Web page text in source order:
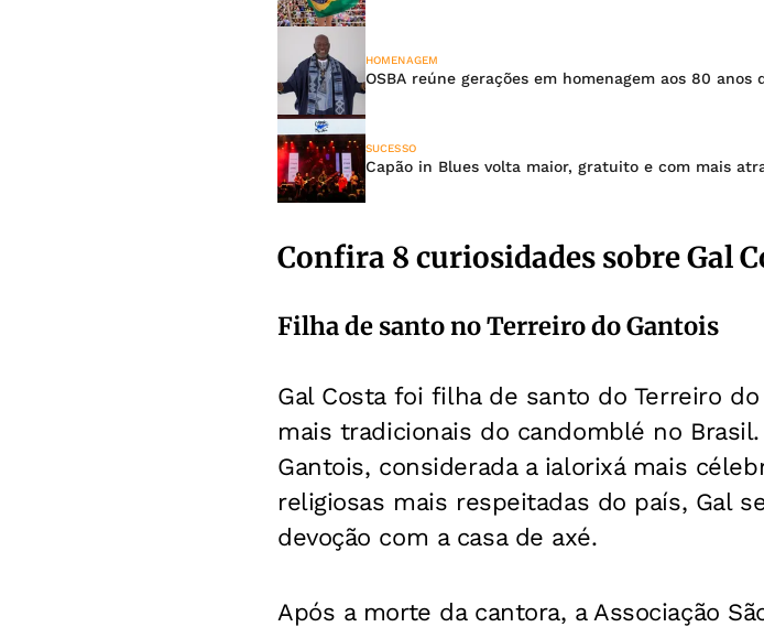
HOMENAGEM
OSBA reúne gerações em homenagem aos 80 anos
SUCESSO
Capão in Blues volta maior, gratuito e com mais
Confira 8 curiosidades sobre Gal
Filha de santo no Terreiro do Gantois
Gal Costa foi filha de santo do Terreiro
mais tradicionais do candomblé no
Gantois, considerada a ialorixá mais
religiosas mais respeitadas do país, Gal
devoção com a casa de axé.
Após a morte da cantora, a Associação